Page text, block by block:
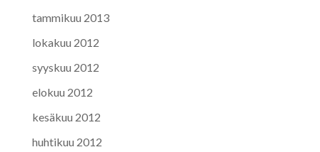
tammikuu 2013
lokakuu 2012
syyskuu 2012
elokuu 2012
kesäkuu 2012
huhtikuu 2012